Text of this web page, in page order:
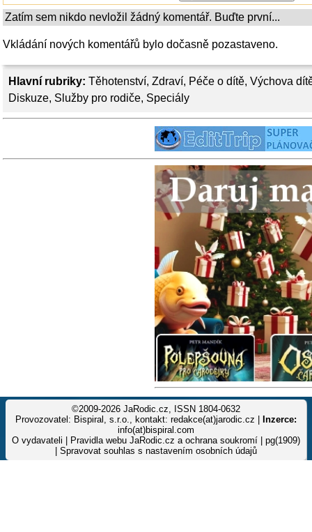
Hlavní rubriky: Těhotenství, Zdraví, Péče o dítě, Výchova
Diskuze, Služby pro rodiče, Speciály
Zatím sem nikdo nevložil žádný komentář. Buďte první...
Vkládání nových komentářů bylo dočasně pozastaveno.
©2009-2026 JaRodic.cz, ISSN 1804-0632
Provozovatel: Bispiral, s.r.o., kontakt: redakce(at)jarodic.cz |
Inzerce:
info(at)bispiral.com
O vydavateli
Pravidla webu JaRodic.cz a ochrana soukromí | pg(1909)
Spravovat souhlas s nastavením osobních údajů